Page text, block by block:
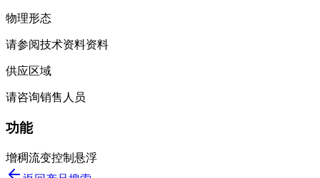
物理形态
请参阅技术资料资料
供应区域
请咨询销售人员
功能
增稠流变控制 悬浮